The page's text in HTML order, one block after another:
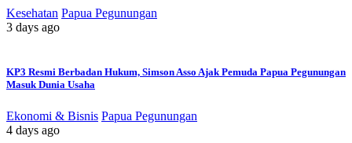
Kesehatan Papua Pegunungan
3 days ago
KP3 Resmi Berbadan Hukum, Simson Asso Ajak Pemuda Papua Pegunungan
Masuk Dunia Usaha
Ekonomi & Bisnis Papua Pegunungan
4 days ago